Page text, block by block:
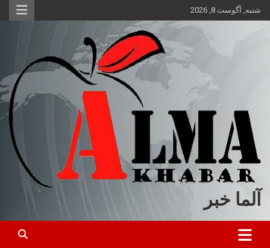
محتوا
شنبه, آگوست 8, 2026
آلما خبر